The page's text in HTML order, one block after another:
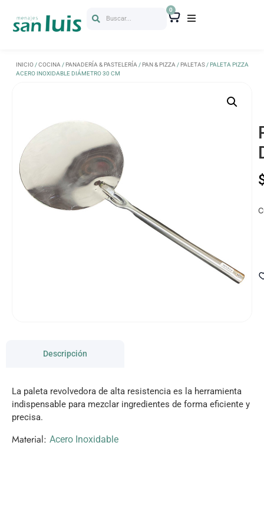
Buscar...
0
INICIO /COCINA /PANADERÍA & PASTELERÍA /PAN & PIZZA /PALETAS / PALETA PIZZA
ACERO INOXIDABLE DIÁMETRO 30 CM
Descripción
La paleta revolvedora de alta resistencia es la herramienta
indispensable para mezclar ingredientes de forma eficiente y
precisa.
Material: Acero Inoxidable